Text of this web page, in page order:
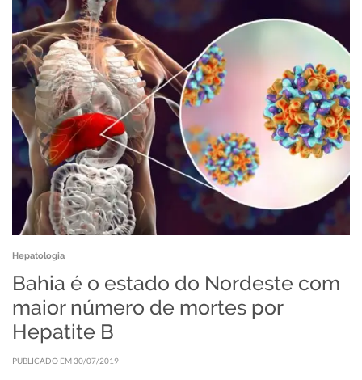
Hepatologia
Bahia é o estado do Nordeste com
maior número de mortes por
Hepatite B
PUBLICADO EM 30/07/2019